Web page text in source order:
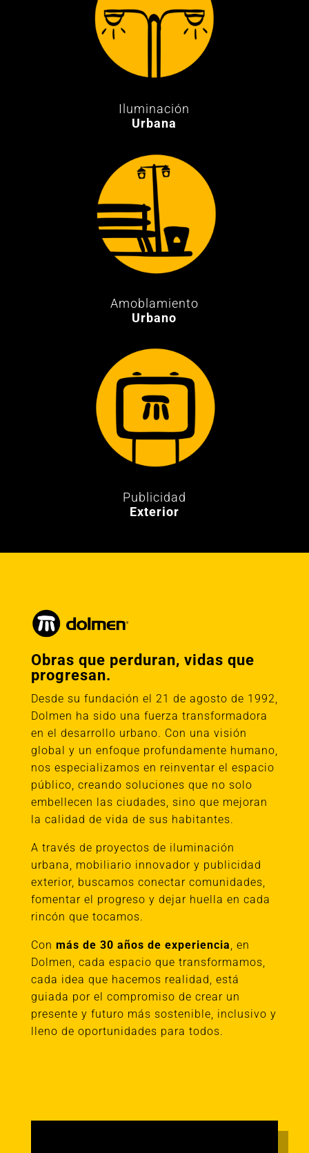
Iluminación
Urbana
Amoblamiento
Urbano
Publicidad
Exterior
Obras que perduran, vidas que
progresan.
Desde su fundación el 21 de agosto de 1992,
Dolmen ha sido una fuerza transformadora
en el desarrollo urbano. Con una visión
global y un enfoque profundamente humano,
nos especializamos en reinventar el espacio
público, creando soluciones que no solo
embellecen las ciudades, sino que mejoran
la calidad de vida de sus habitantes.
A través de proyectos de iluminación
urbana, mobiliario innovador y publicidad
exterior, buscamos conectar comunidades,
fomentar el progreso y dejar huella en cada
rincón que tocamos.
Con más de 30 años de experiencia, en
Dolmen, cada espacio que transformamos,
cada idea que hacemos realidad, está
guiada por el compromiso de crear un
presente y futuro más sostenible, inclusivo y
lleno de oportunidades para todos.